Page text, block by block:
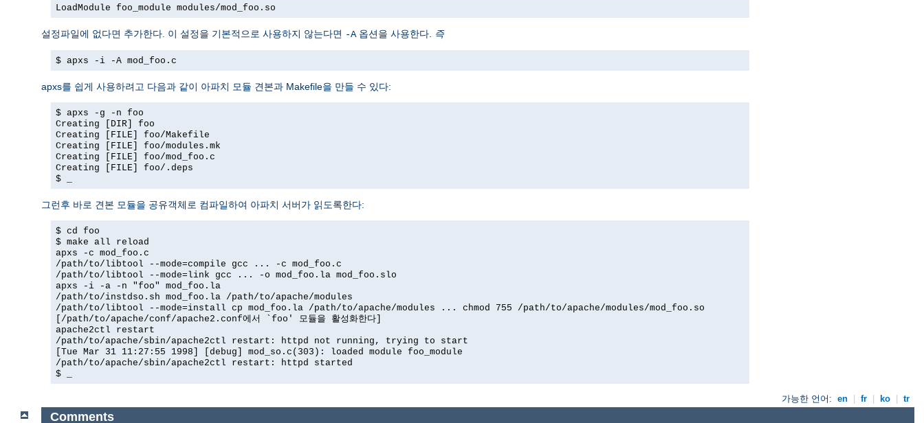
LoadModule foo_module modules/mod_foo.so
설정파일에 없다면 추가한다. 이 설정을 기본적으로 사용하지 않는다면 -A옵션을 사용한다. 즉
$ apxs -i -A mod_foo.c
apxs를 쉽게 사용하려고 다음과 같이 아파치 모듈 견본과 Makefile을 만들 수 있다:
$ apxs -g -n foo
Creating [DIR] foo
Creating [FILE] foo/Makefile
Creating [FILE] foo/modules.mk
Creating [FILE] foo/mod_foo.c
Creating [FILE] foo/.deps
$ _
그런후 바로 견본 모듈을 공유객체로 컴파일하여 아파치 서버가 읽도록한다:
$ cd foo
$ make all reload
apxs -c mod_foo.c
/path/to/libtool --mode=compile gcc ... -c mod_foo.c
/path/to/libtool --mode=link gcc ... -o mod_foo.la mod_foo.slo
apxs -i -a -n "foo" mod_foo.la
/path/to/instdso.sh mod_foo.la /path/to/apache/modules
/path/to/libtool --mode=install cp mod_foo.la /path/to/apache/modules ... chmod 755 /path/to/apache/modules/mod_foo.so
[/path/to/apache/conf/apache2.conf에서 `foo' 모듈을 활성화한다]
apache2ctl restart
/path/to/apache/sbin/apache2ctl restart: httpd not running, trying to start
[Tue Mar 31 11:27:55 1998] [debug] mod_so.c(303): loaded module foo_module
/path/to/apache/sbin/apache2ctl restart: httpd started
$ _
가능한 언어: en fr ko tr
Comments